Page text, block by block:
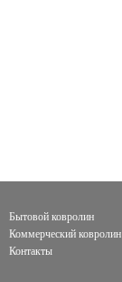
Бытовой ковролин
Коммерческий ковролин
Контакты